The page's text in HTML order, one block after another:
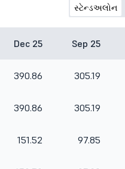
સ્ટેન્ડઅલોન
Dec 25 Sep 25
390.86 305.19
390.86 305.19
151.52 97.85